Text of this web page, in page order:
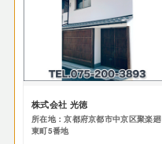
株式会社 光徳
所在地：京都府京都市中京区聚楽廻
東町5番地